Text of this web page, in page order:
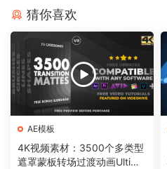
猜你喜欢
AE模板
4K视频素材：3500个多类型
遮罩蒙板转场过渡动画Ultima